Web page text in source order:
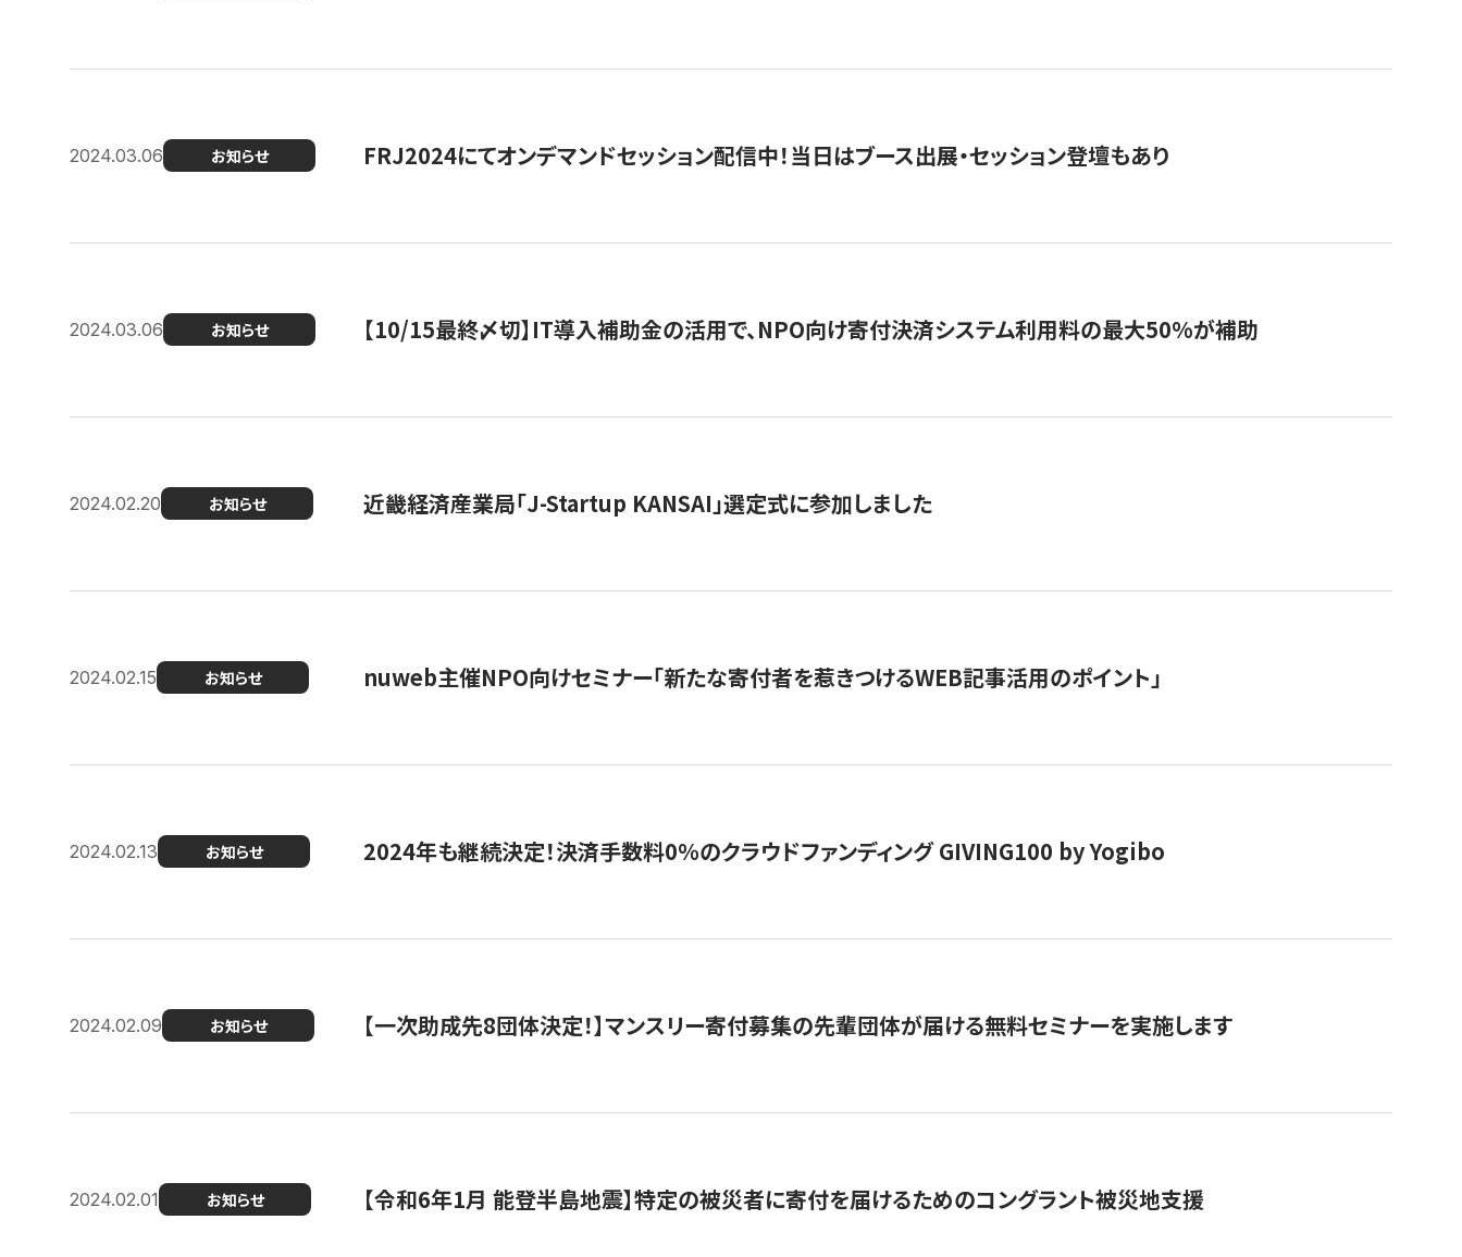
2024.03.06 お知らせ FRJ2024にてオンデマンドセッション配信中！当日はブース出展・セッション登壇もあり
2024.03.06 お知らせ 【10/15最終〆切】IT導入補助金の活用で、NPO向け寄付決済システム利用料の最大50%が補助
2024.02.20 お知らせ 近畿経済産業局「J-Startup KANSAI」選定式に参加しました
2024.02.15 お知らせ nuweb主催NPO向けセミナー「新たな寄付者を惹きつけるWEB記事活用のポイント」
2024.02.13 お知らせ 2024年も継続決定！決済手数料0％のクラウドファンディング GIVING100 by Yogibo
2024.02.09 お知らせ 【一次助成先8団体決定！】マンスリー寄付募集の先輩団体が届ける無料セミナーを実施します
2024.02.01 お知らせ 【令和6年1月 能登半島地震】特定の被災者に寄付を届けるためのコングラント被災地支援